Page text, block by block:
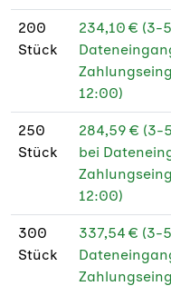
200
Stück
234,10 € (3-
12:00)
250
Stück
284,59 € (3-
bei
12:00)
300
Stück
337,54 € (3-